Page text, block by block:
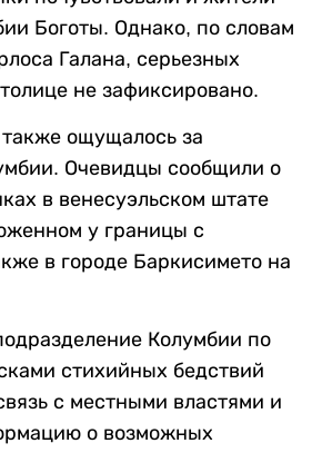
Боготы. Однако, по словам
Галана, серьезных
не зафиксировано.
ощущалось за
Очевидцы сообщили о
в венесуэльском штате
у границы с
в городе Баркисимето на
Колумбии по
стихийных бедствий
с местными властями и
о возможных